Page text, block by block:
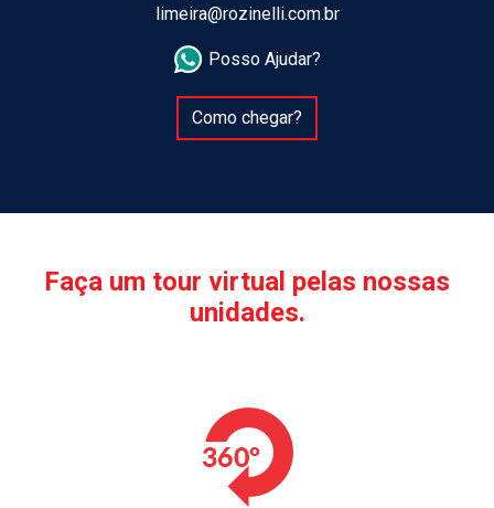
limeira@rozinelli.com.br
Posso Ajudar?
Como chegar?
Faça um tour virtual pelas nossas
unidades.